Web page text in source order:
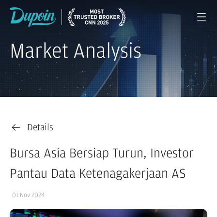
Market Analysis
Details
Bursa Asia Bersiap Turun, Investor
Pantau Data Ketenagakerjaan AS
01 Nov 2024